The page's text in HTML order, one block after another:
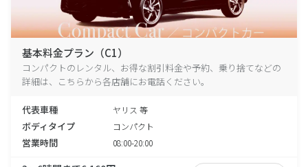
基本料金プラン（C1）
コンパクトのレンタル、お得な割引料金や予約、乗り捨てなどの
詳細は、こちらから各店舗にお電話ください。
代表車種 ヤリス 等
ボディタイプ コンパクト
営業時間 08:00-20:00